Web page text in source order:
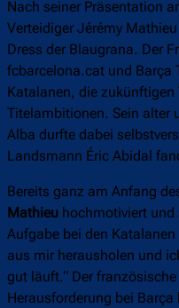
Nach seiner Präsentation
Verteidiger Jérémy
Dress der Blaugrana. Der
fcbarcelona.cat und Barça
Katalanen, die
Titelambitionen. Sein alter
Alba durfte dabei
Landsmann Éric Abidal
Bereits ganz am Anfang
Mathieu hochmotiviert
Aufgabe bei den
aus mir herausholen und
gut läuft.“ Der
Herausforderung bei